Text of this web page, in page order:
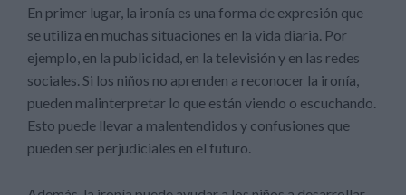
En primer lugar, la ironía es una forma de expresión que
se utiliza en muchas situaciones en la vida diaria. Por
ejemplo, en la publicidad, en la televisión y en las redes
sociales. Si los niños no aprenden a reconocer la ironía,
pueden malinterpretar lo que están viendo o escuchando.
Esto puede llevar a malentendidos y confusiones que
pueden ser perjudiciales en el futuro.